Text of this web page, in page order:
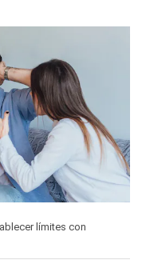
límites con